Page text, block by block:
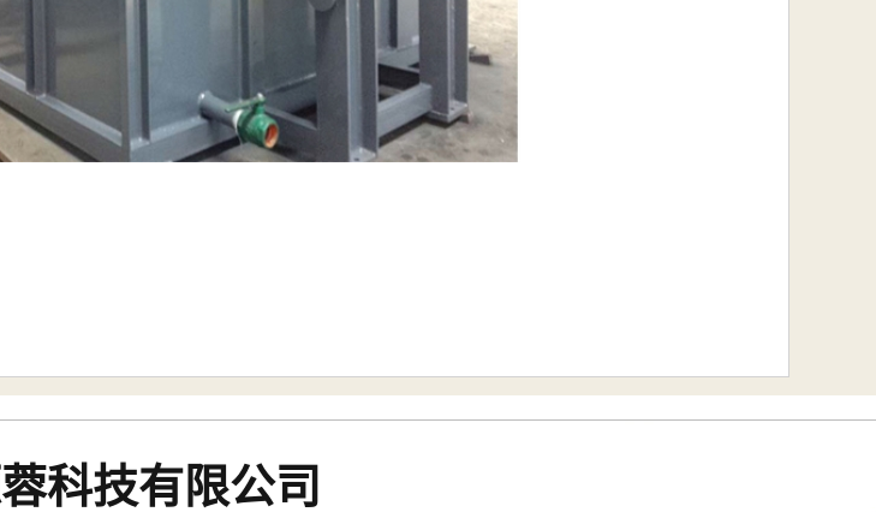
科技有限公司